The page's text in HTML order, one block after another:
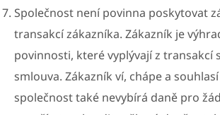
Společnost není povinna poskytovat
transakcí zákazníka. Zákazník je
povinnosti, které vyplývají z
smlouva. Zákazník ví, chápe a
společnost také nevybírá daně pro